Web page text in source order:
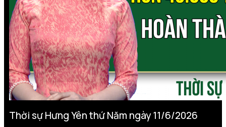
Thời sự Hưng Yên thứ Năm ngày 11/6/2026